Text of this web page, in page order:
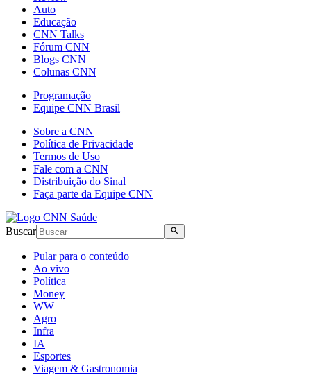
Auto
Educação
CNN Talks
Fórum CNN
Blogs CNN
Colunas CNN
Programação
Equipe CNN Brasil
Sobre a CNN
Política de Privacidade
Termos de Uso
Fale com a CNN
Distribuição do Sinal
Faça parte da Equipe CNN
Buscar
Pular para o conteúdo
Ao vivo
Política
Money
WW
Agro
Infra
IA
Esportes
Viagem & Gastronomia